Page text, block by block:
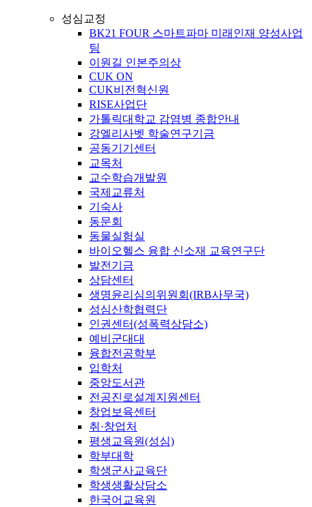
성심교정
BK21 FOUR 스마트파마 미래인재 양성사업
팀
이원길 인본주의상
CUK ON
CUK비전혁신원
RISE사업단
가톨릭대학교 감염병 종합안내
강엘리사벳 학술연구기금
공동기기센터
교목처
교수학습개발원
국제교류처
기숙사
동문회
동물실험실
바이오헬스 융합 신소재 교육연구단
발전기금
상담센터
생명윤리심의위원회(IRB사무국)
성심산학협력단
인권센터(성폭력상담소)
예비군대대
융합전공학부
입학처
중앙도서관
전공진로설계지원센터
창업보육센터
취·창업처
평생교육원(성심)
학부대학
학생군사교육단
학생생활상담소
한국어교육원